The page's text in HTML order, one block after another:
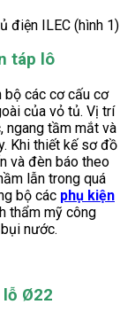
táp lô
bộ các cơ cấu cơ
của vỏ tủ. Vị trí
ngang tầm mắt và
Khi thiết kế sơ đồ
và đèn báo theo
lẫn trong quá
bộ các phụ kiện
thẩm mỹ công
nước.
lỗ Ø22